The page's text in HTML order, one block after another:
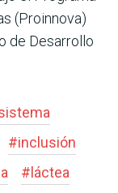
(Proinnova)
de Desarrollo
#inclusión
#láctea